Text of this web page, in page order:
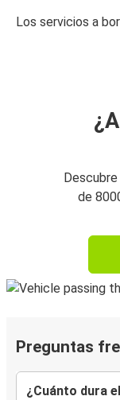
Los servicios a
de
Preguntas
¿Cuánto dura